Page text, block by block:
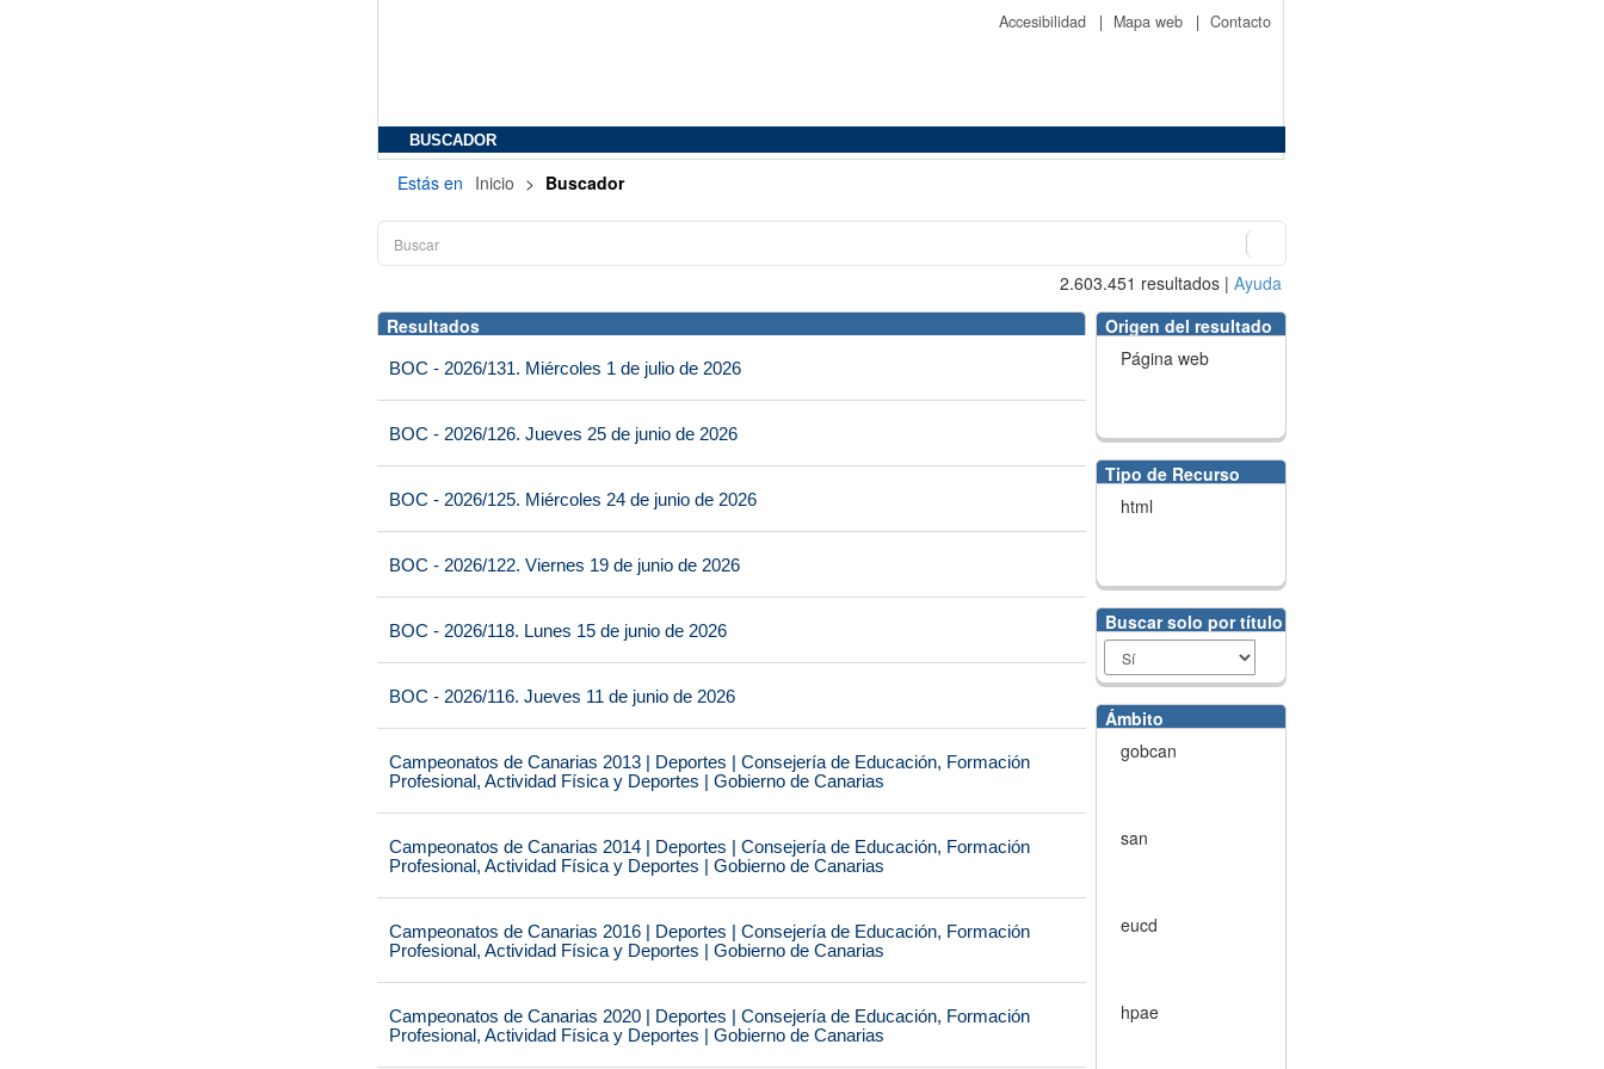
Accesibilidad | Mapa web | Contacto
BUSCADOR
Estás en Inicio > Buscador
2.603.451 resultados | Ayuda
Resultados
BOC - 2026/131. Miércoles 1 de julio de 2026
BOC - 2026/126. Jueves 25 de junio de 2026
BOC - 2026/125. Miércoles 24 de junio de 2026
BOC - 2026/122. Viernes 19 de junio de 2026
BOC - 2026/118. Lunes 15 de junio de 2026
BOC - 2026/116. Jueves 11 de junio de 2026
Campeonatos de Canarias 2013 | Deportes | Consejería de Educación, Formación
Profesional, Actividad Física y Deportes | Gobierno de Canarias
Campeonatos de Canarias 2014 | Deportes | Consejería de Educación, Formación
Profesional, Actividad Física y Deportes | Gobierno de Canarias
Campeonatos de Canarias 2016 | Deportes | Consejería de Educación, Formación
Profesional, Actividad Física y Deportes | Gobierno de Canarias
Campeonatos de Canarias 2020 | Deportes | Consejería de Educación, Formación
Profesional, Actividad Física y Deportes | Gobierno de Canarias
Origen del resultado
Página web
Tipo de Recurso
html
Buscar solo por título
Ámbito
gobcan
san
eucd
hpae